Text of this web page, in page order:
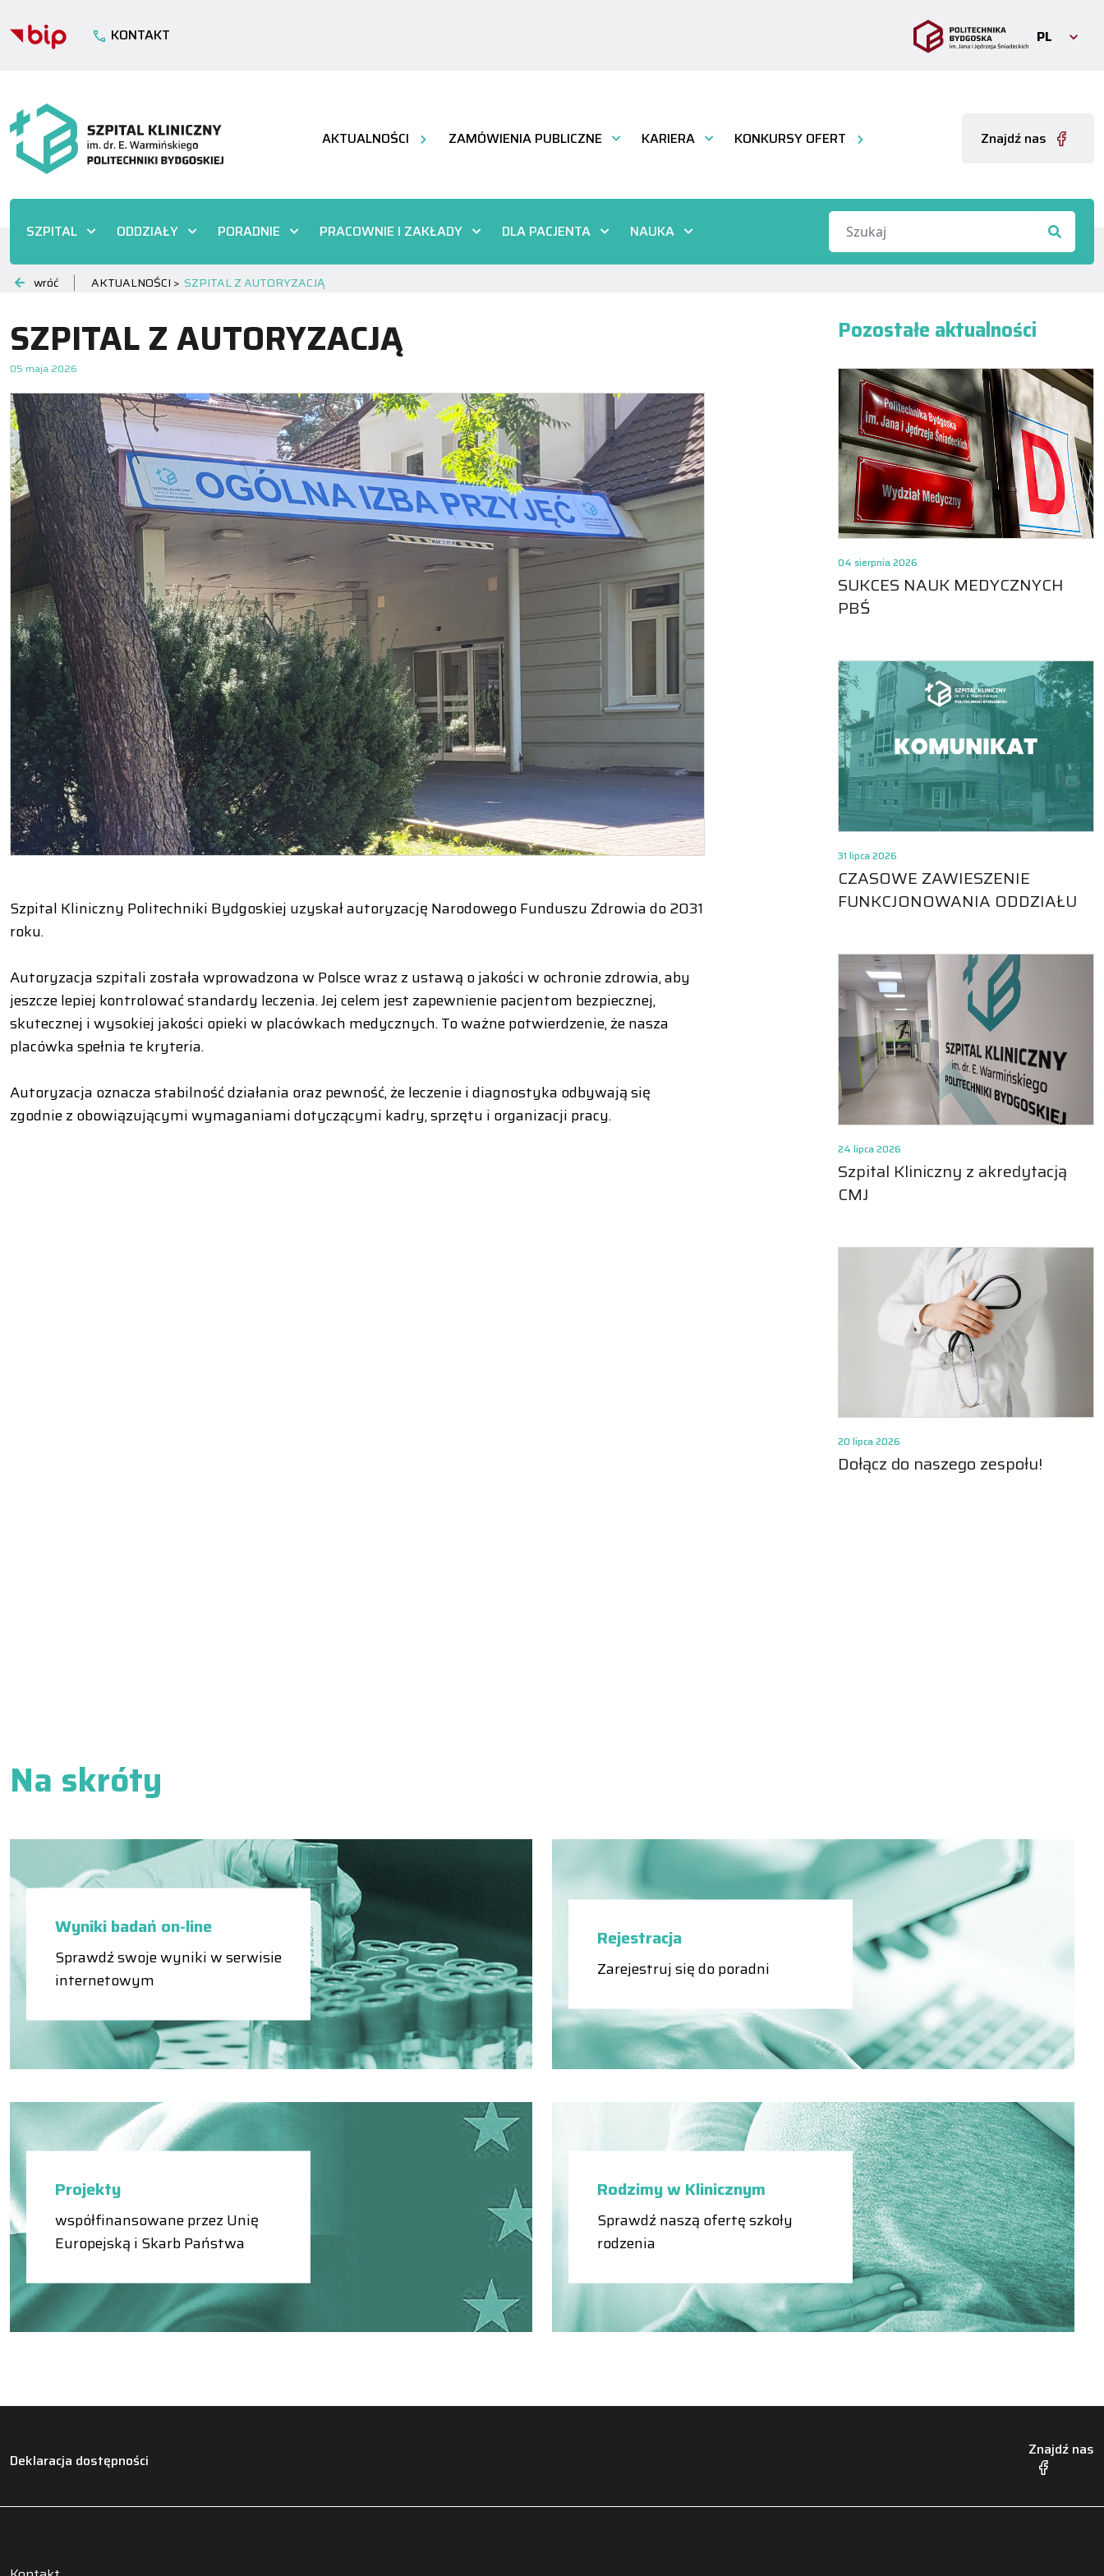
KONTAKT PL
AKTUALNOŚCI ZAMÓWIENIA PUBLICZNE KARIERA KONKURSY OFERT Znajdź nas
SZPITAL ODDZIAŁY PORADNIE PRACOWNIE I ZAKŁADY DLA PACJENTA NAUKA
wróć AKTUALNOŚCI > SZPITAL Z AUTORYZACJĄ
SZPITAL Z AUTORYZACJĄ
05 maja 2026
Szpital Kliniczny Politechniki Bydgoskiej uzyskał autoryzację Narodowego Funduszu Zdrowia do 2031
roku.
Autoryzacja szpitali została wprowadzona w Polsce wraz z ustawą o jakości w ochronie zdrowia, aby
jeszcze lepiej kontrolować standardy leczenia. Jej celem jest zapewnienie pacjentom bezpiecznej,
skutecznej i wysokiej jakości opieki w placówkach medycznych. To ważne potwierdzenie, że nasza
placówka spełnia te kryteria.
Autoryzacja oznacza stabilność działania oraz pewność, że leczenie i diagnostyka odbywają się
zgodnie z obowiązującymi wymaganiami dotyczącymi kadry, sprzętu i organizacji pracy.
Pozostałe aktualności
04 sierpnia 2026
SUKCES NAUK MEDYCZNYCH
PBŚ
31 lipca 2026
CZASOWE ZAWIESZENIE
FUNKCJONOWANIA ODDZIAŁU
24 lipca 2026
Szpital Kliniczny z akredytacją
CMJ
20 lipca 2026
Dołącz do naszego zespołu!
Na skróty
Wyniki badań on-line
Sprawdź swoje wyniki w serwisie
internetowym
Rejestracja
Zarejestruj się do poradni
Projekty
współfinansowane przez Unię
Europejską i Skarb Państwa
Rodzimy w Klinicznym
Sprawdź naszą ofertę szkoły
rodzenia
Deklaracja dostępności
Znajdź nas